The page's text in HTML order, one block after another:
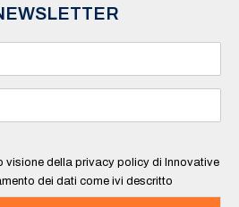
visione della privacy policy di Innovative
dei dati come ivi descritto